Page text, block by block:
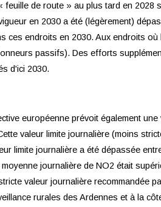
feuille de route » au plus tard en
en 2030 a été (légèrement)
ces endroits en 2030. Aux endroits
passifs). Des efforts
d'ici 2030.
européenne prévoit également
valeur limite journalière (moins
limite journalière a été dépassée
journalière de NO2 était
valeur journalière recommandée
rurales des Ardennes et à la